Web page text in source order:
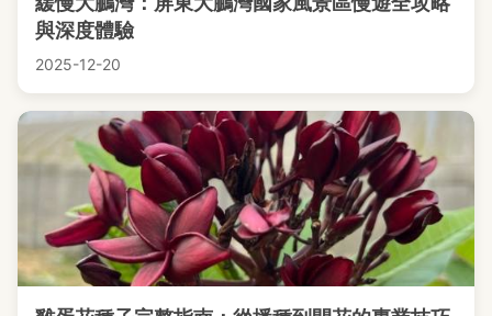
與深度體驗
2025-12-20